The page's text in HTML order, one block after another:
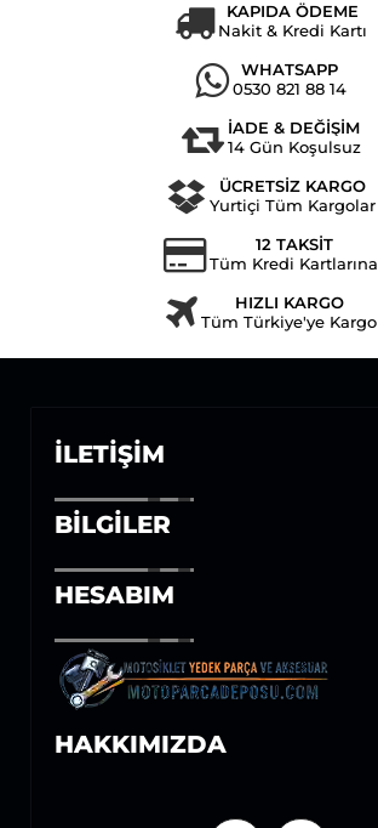
KAPIDA ÖDEME
Nakit & Kredi Kartı
WHATSAPP
0530 821 88 14
İADE & DEĞİŞİM
14 Gün Koşulsuz
ÜCRETSİZ KARGO
Yurtiçi Tüm Kargolar
12 TAKSİT
Tüm Kredi Kartlarına
HIZLI KARGO
Tüm Türkiye'ye Kargo
İLETIŞIM
BILGILER
HESABIM
HAKKIMIZDA